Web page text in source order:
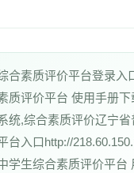
合素质评价平台登录入
质评价平台 使用手册
统,综合素质评价辽宁省
台入口http://
学生综合素质评价平台